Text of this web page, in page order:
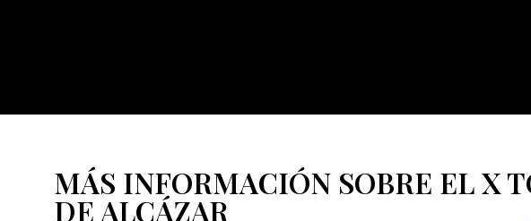
MÁS INFORMACIÓN SOBRE EL X
DE ALCÁZAR